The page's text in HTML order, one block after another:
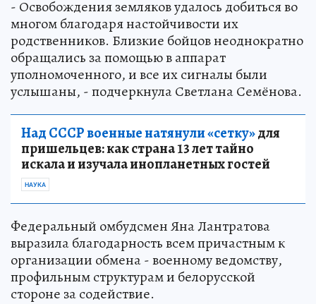
- Освобождения земляков удалось добиться во
многом благодаря настойчивости их
родственников. Близкие бойцов неоднократно
обращались за помощью в аппарат
уполномоченного, и все их сигналы были
услышаны, - подчеркнула Светлана Семёнова.
Над СССР военные натянули «сетку»для
пришельцев: как страна 13 лет тайно
искала и изучала инопланетных гостей
НАУКА
Федеральный омбудсмен Яна Лантратова
выразила благодарность всем причастным к
организации обмена - военному ведомству,
профильным структурам и белорусской
стороне за содействие.